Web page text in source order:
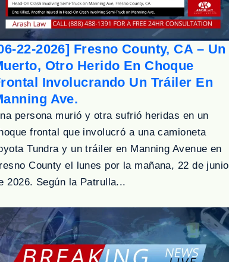
22-2026] Fresno County, CA – Un
Otro Herido En Choque
Involucrando Un Tráiler En
Ave.
persona murió y otra sufrió heridas en un
frontal que involucró a una camioneta
Tundra y un tráiler en Manning Avenue en
County el lunes por la mañana, 22 de junio
2026. Según la Patrulla...